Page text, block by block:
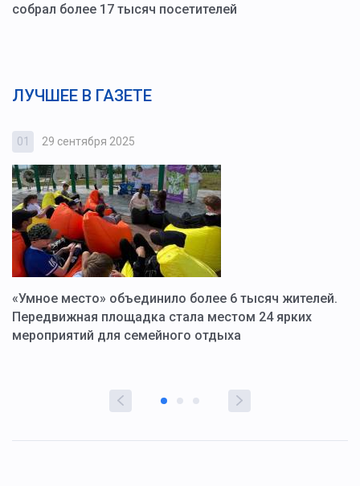
собрал более 17 тысяч посетителей
ЛУЧШЕЕ В ГАЗЕТЕ
01 29 сентября 2025
«Умное место» объединило более 6 тысяч жителей.
Передвижная площадка стала местом 24 ярких
мероприятий для семейного отдыха